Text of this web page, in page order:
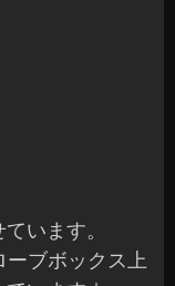
います。
ーブボックス上